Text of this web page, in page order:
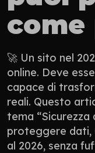
come
🚀 Un sito nel
online. Deve
capace di
reali. Questo
tema “Sicurezza
proteggere dati,
al 2026, senza